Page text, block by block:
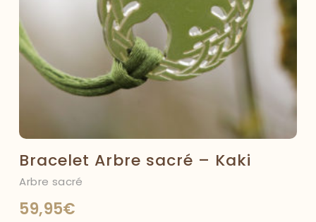
Bracelet Arbre sacré – Kaki
Arbre sacré
59,95€